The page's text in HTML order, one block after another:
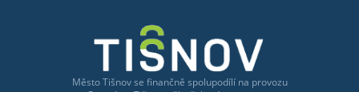
Město Tišnov se finančně spolupodílí na provozu